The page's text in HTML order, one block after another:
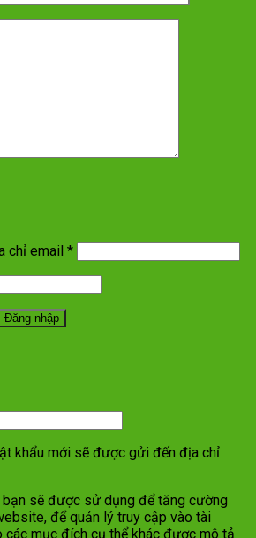
chỉ email *
Đăng nhập
khẩu mới sẽ được gửi đến địa chỉ
bạn sẽ được sử dụng để tăng cường
để quản lý truy cập vào tài
các mục đích cụ thể khác được mô tả